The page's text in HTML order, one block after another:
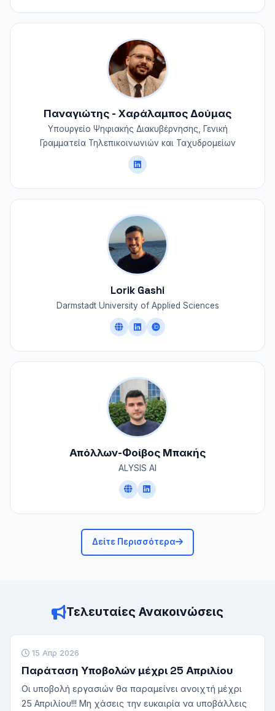
Παναγιώτης - Χαράλαμπος Δούμας
Υπουργείο Ψηφιακής Διακυβέρνησης, Γενική
Γραμματεία Τηλεπικοινωνιών και Ταχυδρομείων
Lorik Gashi
Darmstadt University of Applied Sciences
Απόλλων-Φοίβος Μπακής
ALYSIS AI
Δείτε Περισσότερα
Τελευταίες Ανακοινώσεις
15 Απρ 2026
Παράταση Υποβολών μέχρι 25 Απριλίου
Οι υποβολή εργασιών θα παραμείνει ανοιχτή μέχρι
25 Απριλίου!!! Μη χάσεις την ευκαιρία να υποβάλλεις